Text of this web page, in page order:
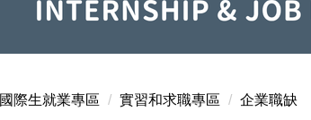
國際生就業專區 實習和求職專區 企業職缺